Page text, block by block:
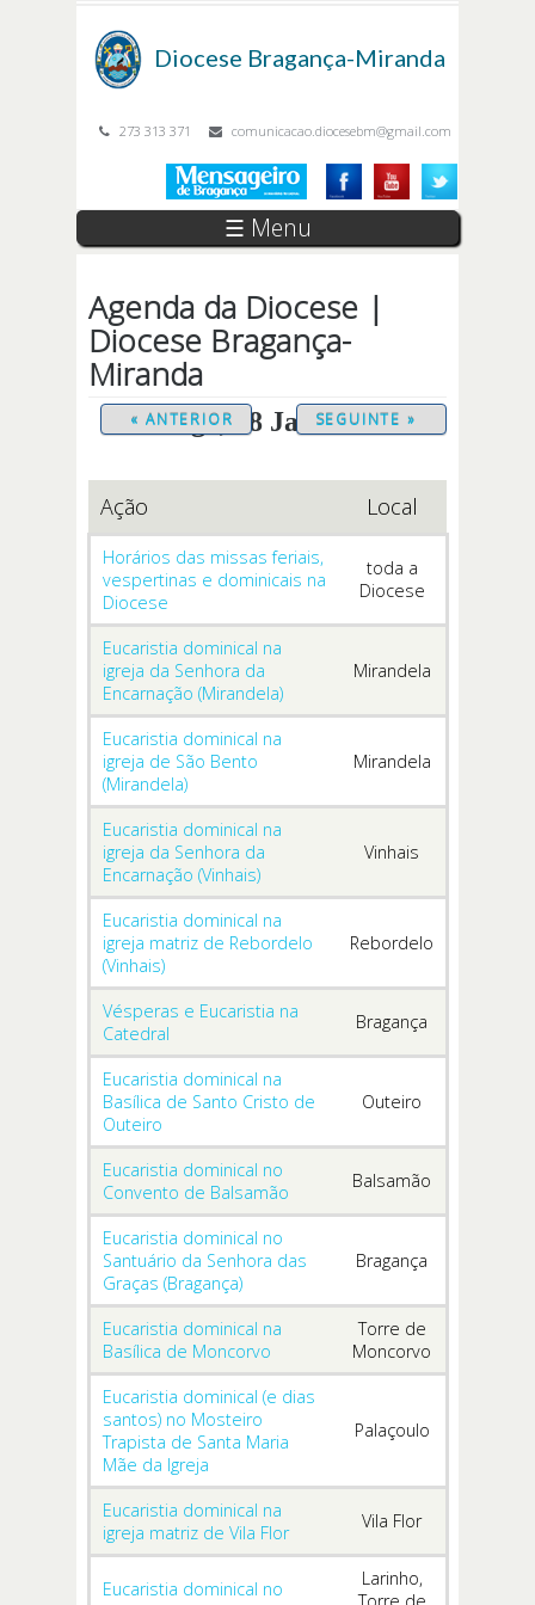
Diocese Bragança-Miranda
273 313 371 comunicacao.diocesebm@gmail.com
☰ Menu
Agenda da Diocese |
Diocese Bragança-
Miranda
Domingo, 18 Janeiro 2026
« ANTERIOR SEGUINTE »
Ação Local
Horários das missas feriais,
vespertinas e dominicais na
Diocese
toda a
Diocese
Eucaristia dominical na
igreja da Senhora da
Encarnação (Mirandela)
Mirandela
Eucaristia dominical na
igreja de São Bento
(Mirandela)
Mirandela
Eucaristia dominical na
igreja da Senhora da
Encarnação (Vinhais)
Vinhais
Eucaristia dominical na
igreja matriz de Rebordelo
(Vinhais)
Rebordelo
Vésperas e Eucaristia na
Catedral
Bragança
Eucaristia dominical na
Basílica de Santo Cristo de
Outeiro
Outeiro
Eucaristia dominical no
Convento de Balsamão
Balsamão
Eucaristia dominical no
Santuário da Senhora das
Graças (Bragança)
Bragança
Eucaristia dominical na
Basílica de Moncorvo
Torre de
Moncorvo
Eucaristia dominical (e dias
santos) no Mosteiro
Trapista de Santa Maria
Mãe da Igreja
Palaçoulo
Eucaristia dominical na
igreja matriz de Vila Flor
Vila Flor
Eucaristia dominical no
Larinho,